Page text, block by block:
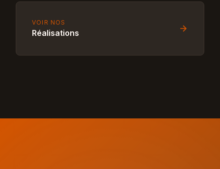
VOIR NOS
Réalisations